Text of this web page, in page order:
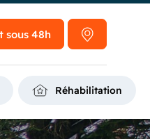
sous 48h
Réhabilitation